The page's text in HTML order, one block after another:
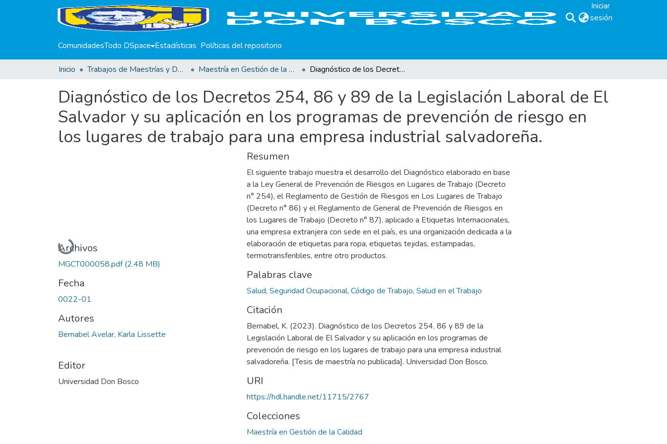
Iniciar
sesión
ComunidadesTodo DSpace Estadísticas Políticas del repositorio
Inicio Trabajos de Maestrías y Doctorados Maestría en Gestión de la Calidad Diagnóstico de los Decretos 254, 86 y 89 de la Legislación Laboral de El Salvador y su aplicación en los programas de prevención de riesgo en los lugares de trabajo para una empresa industrial salvadoreña.
Diagnóstico de los Decretos 254, 86 y 89 de la Legislación Laboral de El
Salvador y su aplicación en los programas de prevención de riesgo en
los lugares de trabajo para una empresa industrial salvadoreña.
Cargando...
Archivos
MGCT000058.pdf(2.48 MB)
Fecha
0022-01
Autores
Bernabel Avelar, Karla Lissette
Editor
Universidad Don Bosco
Resumen
El siguiente trabajo muestra el desarrollo del Diagnóstico elaborado en base
a la Ley General de Prevención de Riesgos en Lugares de Trabajo (Decreto
n° 254), el Reglamento de Gestión de Riesgos en Los Lugares de Trabajo
(Decreto n° 86) y el Reglamento de General de Prevención de Riesgos en
los Lugares de Trabajo (Decreto n° 87), aplicado a Etiquetas Internacionales,
una empresa extranjera con sede en el país, es una organización dedicada a la
elaboración de etiquetas para ropa, etiquetas tejidas, estampadas,
termotransferibles, entre otro productos.
Palabras clave
Salud, Seguridad Ocupacional, Código de Trabajo, Salud en el Trabajo
Citación
Bernabel, K. (2023). Diagnóstico de los Decretos 254, 86 y 89 de la
Legislación Laboral de El Salvador y su aplicación en los programas de
prevención de riesgo en los lugares de trabajo para una empresa industrial
salvadoreña. [Tesis de maestría no publicada]. Universidad Don Bosco.
URI
https://hdl.handle.net/11715/2767
Colecciones
Maestría en Gestión de la Calidad